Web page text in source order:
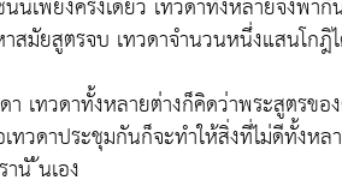
นี้เพียงครั้งเดียว เทวดาทั้งหลายจึงพา
สมัยสูตรจบ เทวดาจำนวนหนึ่งแสนโกฎิ
เทวดาทั้งหลายต่างก็คิดว่าพระสูตรข
ทวดาประชุมกันก็จะทำให้สิ่งที่ไม่ดีทั้งห
านั ้นเอง